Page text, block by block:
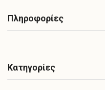
Πληροφορίες
Κατηγορίες